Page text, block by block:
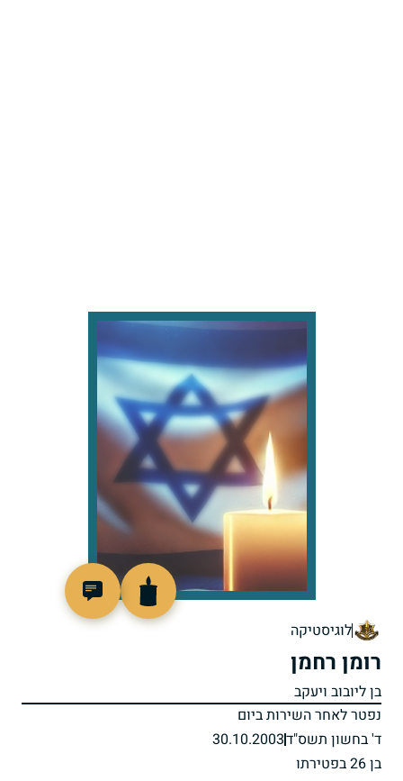
לוגיסטיקה
רומן רחמן
בן ליובוב ויעקב
נפטר לאחר השירות ביום
ד' בחשון תשס"ד30.10.2003
בן 26 בפטירתו